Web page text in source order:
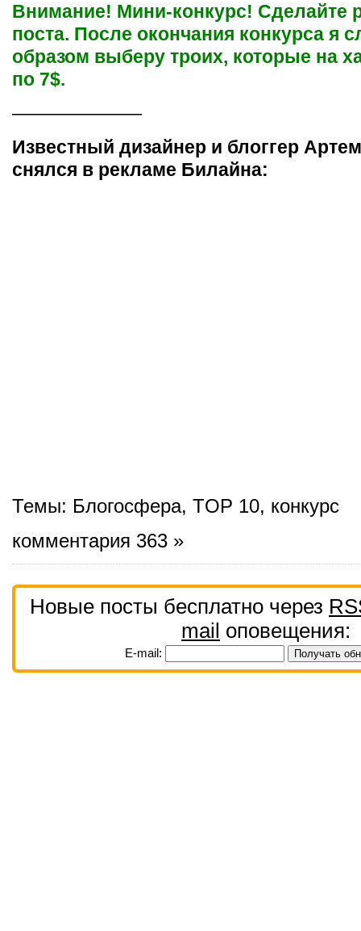
Внимание! Мини-конкурс! Сделайте
поста. После окончания конкурса я
образом выберу троих, которые на
по 7$.
———————
Известный дизайнер и блоггер
снялся в рекламе Билайна:
Темы: Блогосфера, TOP 10, конкурс
комментария 363 »
Новые посты бесплатно через
mail оповещения:
E-mail: